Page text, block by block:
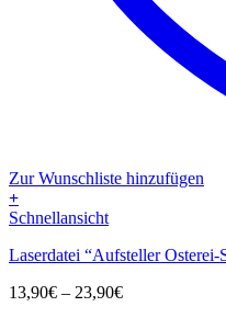
Zur Wunschliste hinzufügen
+
Dieses
weist
Varianten
Schnellansicht
Laserdatei “Aufsteller Osterei-
13,90€ – 23,90€Preisspanne: